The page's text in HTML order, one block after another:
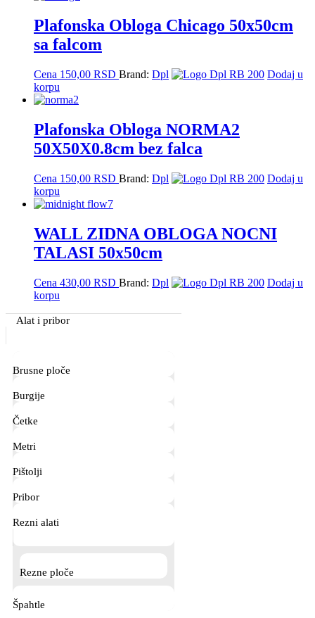
Plafonska Obloga Chicago 50x50cm
sa falcom
Cena 150,00 RSD Brand: Dpl
Dodaj u
korpu
Plafonska Obloga NORMA2
50X50X0.8cm bez falca
Cena 150,00 RSD Brand: Dpl
Dodaj u
korpu
WALL ZIDNA OBLOGA NOCNI
TALASI 50x50cm
Cena 430,00 RSD Brand: Dpl
Dodaj u
korpu
Primary
Sidebar
Alat i pribor
Brusne ploče
Burgije
Četke
Metri
Pištolji
Pribor
Rezni alati
Rezne ploče
Špahtle